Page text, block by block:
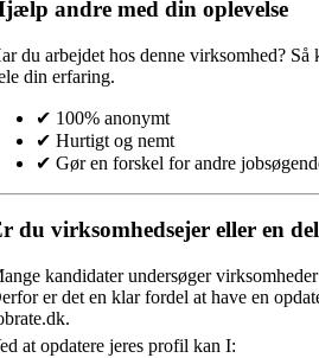
andre med din oplevelse
du arbejdet hos denne virksomhed? Så
din erfaring.
✔ 100% anonymt
✔ Hurtigt og nemt
✔ Gør en forskel for andre
du virksomhedsejer eller en
kandidater undersøger
er det en klar fordel at have en
at opdatere jeres profil kan I: